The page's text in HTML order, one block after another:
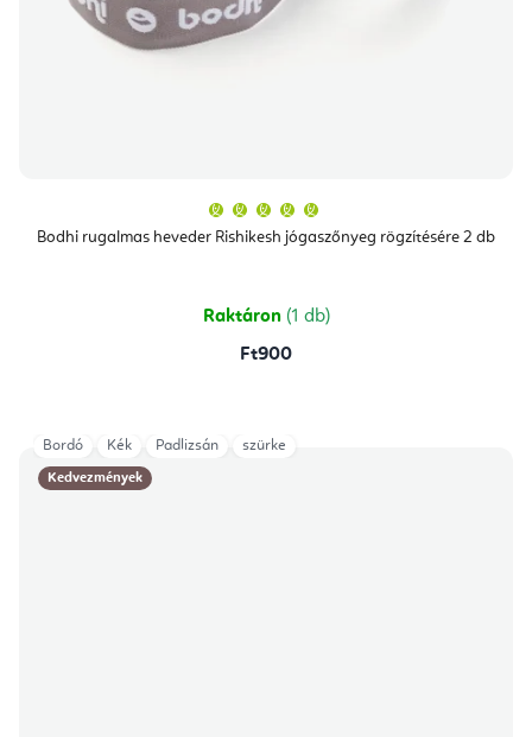
Bodhi rugalmas heveder Rishikesh jógaszőnyeg rögzítésére 2 db
átlagos
értékelése
csillag.
Raktáron (1 db)
Ft900
Kedvezmények
Bordó Kék Padlizsán szürke